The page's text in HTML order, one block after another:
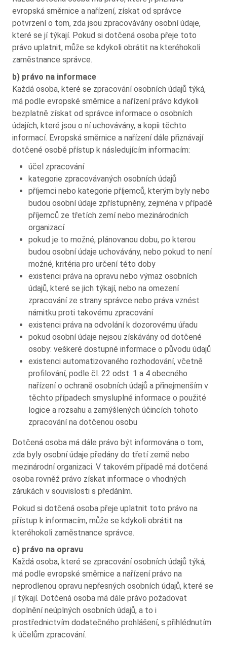
evropská směrnice a nařízení, získat od správce
potvrzení o tom, zda jsou zpracovávány osobní údaje,
které se jí týkají. Pokud si dotčená osoba přeje toto
právo uplatnit, může se kdykoli obrátit na kteréhokoli
zaměstnance správce.
b) právo na informace
Každá osoba, které se zpracování osobních údajů týká,
má podle evropské směrnice a nařízení právo kdykoli
bezplatně získat od správce informace o osobních
údajích, které jsou o ní uchovávány, a kopii těchto
informací. Evropská směrnice a nařízení dále přiznávají
dotčené osobě přístup k následujícím informacím:
účel zpracování
kategorie zpracovávaných osobních údajů
příjemci nebo kategorie příjemců, kterým byly nebo
budou osobní údaje zpřístupněny, zejména v případě
příjemců ze třetích zemí nebo mezinárodních
organizací
pokud je to možné, plánovanou dobu, po kterou
budou osobní údaje uchovávány, nebo pokud to není
možné, kritéria pro určení této doby
existenci práva na opravu nebo výmaz osobních
údajů, které se jich týkají, nebo na omezení
zpracování ze strany správce nebo práva vznést
námitku proti takovému zpracování
existenci práva na odvolání k dozorovému úřadu
pokud osobní údaje nejsou získávány od dotčené
osoby: veškeré dostupné informace o původu údajů
existenci automatizovaného rozhodování, včetně
profilování, podle čl. 22 odst. 1 a 4 obecného
nařízení o ochraně osobních údajů a přinejmenším v
těchto případech smysluplné informace o použité
logice a rozsahu a zamýšlených účincích tohoto
zpracování na dotčenou osobu
Dotčená osoba má dále právo být informována o tom,
zda byly osobní údaje předány do třetí země nebo
mezinárodní organizaci. V takovém případě má dotčená
osoba rovněž právo získat informace o vhodných
zárukách v souvislosti s předáním.
Pokud si dotčená osoba přeje uplatnit toto právo na
přístup k informacím, může se kdykoli obrátit na
kteréhokoli zaměstnance správce.
c) právo na opravu
Každá osoba, které se zpracování osobních údajů týká,
má podle evropské směrnice a nařízení právo na
neprodlenou opravu nepřesných osobních údajů, které se
jí týkají. Dotčená osoba má dále právo požadovat
doplnění neúplných osobních údajů, a to i
prostřednictvím dodatečného prohlášení, s přihlédnutím
k účelům zpracování.